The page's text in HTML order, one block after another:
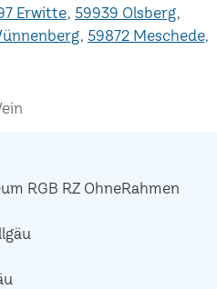
Erwitte 59939 Olsberg
59872 Meschede,